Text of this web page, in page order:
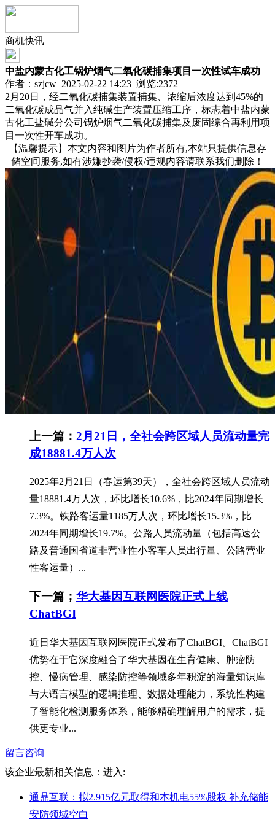
商机快讯
中盐内蒙古化工锅炉烟气二氧化碳捕集项目一次性试车成功
作者：szjcw 2025-02-22 14:23 浏览:2372
2月20日，经二氧化碳捕集装置捕集、浓缩后浓度达到45%的
二氧化碳成品气并入纯碱生产装置压缩工序，标志着中盐内蒙
古化工盐碱分公司锅炉烟气二氧化碳捕集及废固综合再利用项
目一次性开车成功。
【温馨提示】本文内容和图片为作者所有,本站只提供信息存
储空间服务,如有涉嫌抄袭/侵权/违规内容请联系我们删除！
上一篇： 2月21日，全社会跨区域人员流动量完
成18881.4万人次
2025年2月21日（春运第39天），全社会跨区域人员流动
量18881.4万人次，环比增长10.6%，比2024年同期增长
7.3%。铁路客运量1185万人次，环比增长15.3%，比
2024年同期增长19.7%。公路人员流动量（包括高速公
路及普通国省道非营业性小客车人员出行量、公路营业
性客运量）...
下一篇； 华大基因互联网医院正式上线
ChatBGI
近日华大基因互联网医院正式发布了ChatBGI。ChatBGI
优势在于它深度融合了华大基因在生育健康、肿瘤防
控、慢病管理、感染防控等领域多年积淀的海量知识库
与大语言模型的逻辑推理、数据处理能力，系统性构建
了智能化检测服务体系，能够精确理解用户的需求，提
供更专业...
留言咨询
该企业最新相关信息： 进入:
通鼎互联：拟2.915亿元取得和本机电55%股权 补充储能
安防领域空白